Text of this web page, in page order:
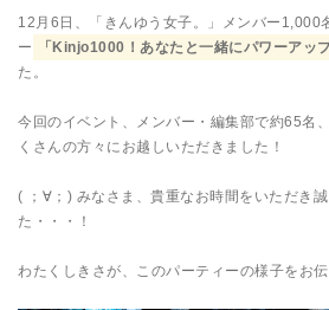
12月6日、「きんゆう女子。」メンバー1,000
ー
「Kinjo1000！あなたと一緒にパワーアッ
た。
今回のイベント、メンバー・編集部で約65名
くさんの方々にお越しいただきました！
( ；∀；) みなさま、貴重なお時間をいただき
た・・・！
わたくしきさが、このパーティーの様子をお